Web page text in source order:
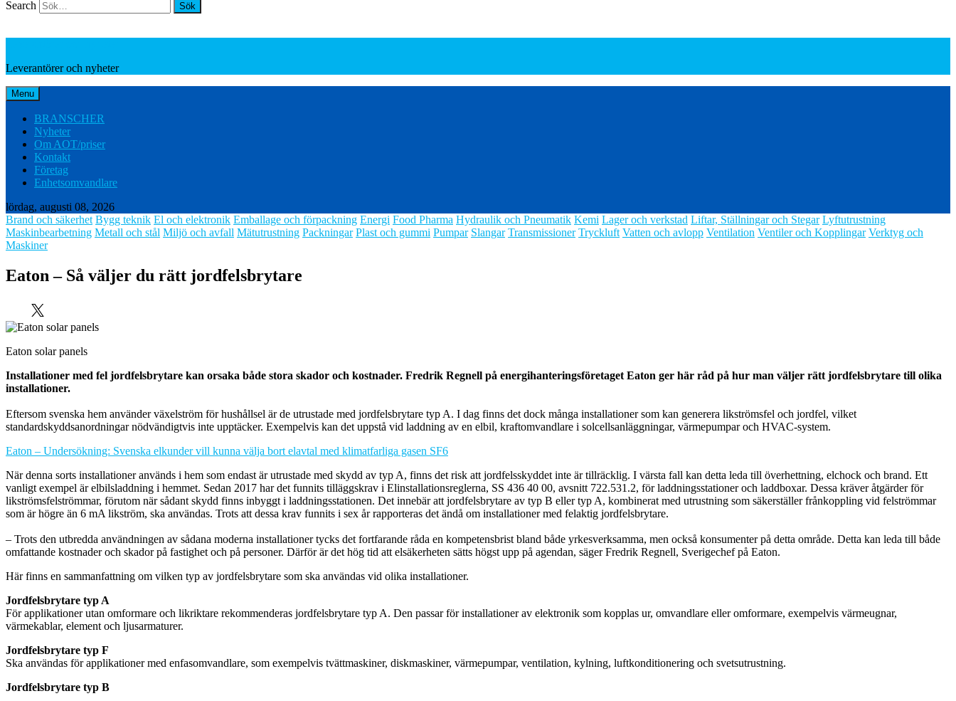
Search
Leverantörer och nyheter
Menu
BRANSCHER
Nyheter
Om AOT/priser
Kontakt
Företag
Enhetsomvandlare
lördag, augusti 08, 2026
Brand och säkerhet Bygg teknik El och elektronik Emballage och förpackning Energi Food Pharma Hydraulik och Pneumatik Kemi Lager och verkstad Liftar, Ställningar och Stegar Lyftutrustning
Maskinbearbetning Metall och stål Miljö och avfall Mätutrustning Packningar Plast och gummi Pumpar Slangar Transmissioner Tryckluft Vatten och avlopp Ventilation Ventiler och Kopplingar Verktyg och
Maskiner
Eaton – Så väljer du rätt jordfelsbrytare
Eaton solar panels
Installationer med fel jordfelsbrytare kan orsaka både stora skador och kostnader. Fredrik Regnell på energihanteringsföretaget Eaton ger här råd på hur man väljer rätt jordfelsbrytare till olika
installationer.
Eftersom svenska hem använder växelström för hushållsel är de utrustade med jordfelsbrytare typ A. I dag finns det dock många installationer som kan generera likströmsfel och jordfel, vilket
standardskyddsanordningar nödvändigtvis inte upptäcker. Exempelvis kan det uppstå vid laddning av en elbil, kraftomvandlare i solcellsanläggningar, värmepumpar och HVAC-system.
Eaton – Undersökning: Svenska elkunder vill kunna välja bort elavtal med klimatfarliga gasen SF6
När denna sorts installationer används i hem som endast är utrustade med skydd av typ A, finns det risk att jordfelsskyddet inte är tillräcklig. I värsta fall kan detta leda till överhettning, elchock och brand. Ett
vanligt exempel är elbilsladdning i hemmet. Sedan 2017 har det funnits tilläggskrav i Elinstallationsreglerna, SS 436 40 00, avsnitt 722.531.2, för laddningsstationer och laddboxar. Dessa kräver åtgärder för
likströmsfelströmmar, förutom när sådant skydd finns inbyggt i laddningsstationen. Det innebär att jordfelsbrytare av typ B eller typ A, kombinerat med utrustning som säkerställer frånkoppling vid felströmmar
som är högre än 6 mA likström, ska användas. Trots att dessa krav funnits i sex år rapporteras det ändå om installationer med felaktig jordfelsbrytare.
– Trots den utbredda användningen av sådana moderna installationer tycks det fortfarande råda en kompetensbrist bland både yrkesverksamma, men också konsumenter på detta område. Detta kan leda till både
omfattande kostnader och skador på fastighet och på personer. Därför är det hög tid att elsäkerheten sätts högst upp på agendan, säger Fredrik Regnell, Sverigechef på Eaton.
Här finns en sammanfattning om vilken typ av jordfelsbrytare som ska användas vid olika installationer.
Jordfelsbrytare typ A
För applikationer utan omformare och likriktare rekommenderas jordfelsbrytare typ A. Den passar för installationer av elektronik som kopplas ur, omvandlare eller omformare, exempelvis värmeugnar,
värmekablar, element och ljusarmaturer.
Jordfelsbrytare typ F
Ska användas för applikationer med enfasomvandlare, som exempelvis tvättmaskiner, diskmaskiner, värmepumpar, ventilation, kylning, luftkonditionering och svetsutrustning.
Jordfelsbrytare typ B